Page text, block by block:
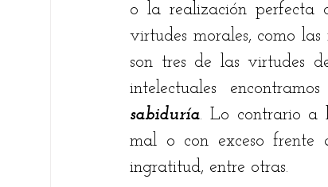
o la realización perfecta
virtudes morales, como las
son tres de las virtudes
intelectuales encontramos
sabiduría. Lo contrario a
mal o con exceso frente
ingratitud, entre otras.